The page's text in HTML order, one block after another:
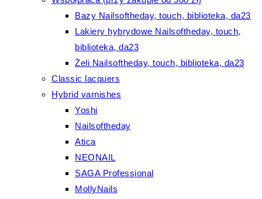
Bazy Nailsoftheday, touch, biblioteka, da23
Lakiery hybrydowe Nailsoftheday, touch,
biblioteka, da23
Żeli Nailsoftheday, touch, biblioteka, da23
Classic lacquers
Hybrid varnishes
Yoshi
Nailsoftheday
Atica
NEONAIL
SAGA Professional
MollyNails